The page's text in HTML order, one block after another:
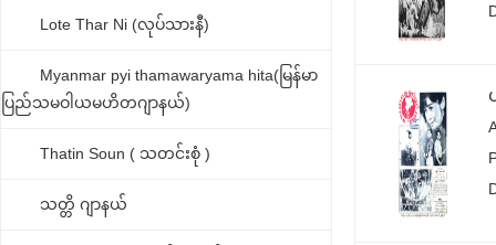
Lote Thar Ni (လုပ်သားနီ)
Myanmar pyi thamawaryama hita(မြန်မာ
ပြည်သမဝါယမဟိတဂျာနယ်)
Thatin Soun ( သတင်းစုံ )
သတ္တိ ဂျာနယ်